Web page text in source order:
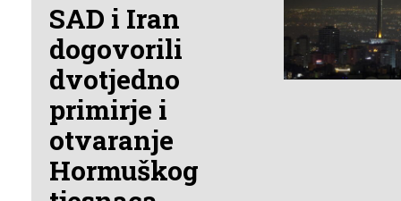
SAD i Iran
dogovorili
dvotjedno
primirje i
otvaranje
Hormuškog